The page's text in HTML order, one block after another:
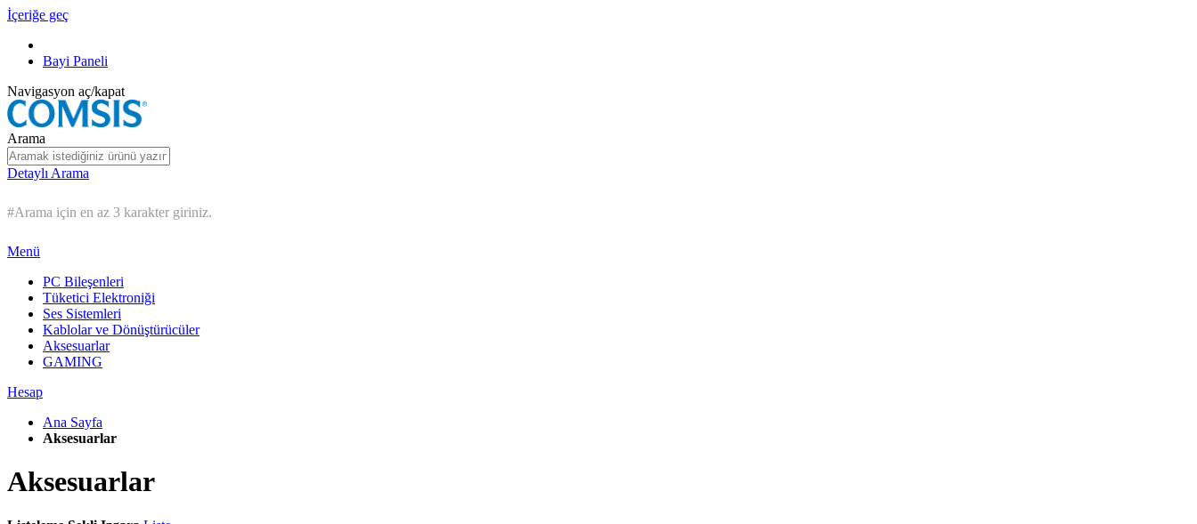
İçeriğe geç
Bayi Paneli
Navigasyon aç/kapat
Arama
Detaylı Arama
#Arama için en az 3 karakter giriniz.
Menü
PC Bileşenleri
Tüketici Elektroniği
Ses Sistemleri
Kablolar ve Dönüştürücüler
Aksesuarlar
GAMING
Hesap
Ana Sayfa
Aksesuarlar
Aksesuarlar